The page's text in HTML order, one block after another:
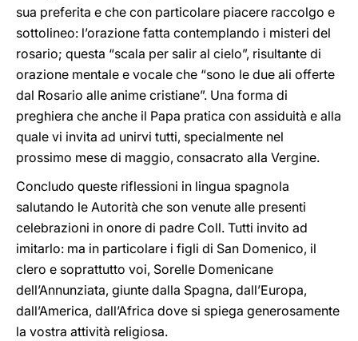
sua preferita e che con particolare piacere raccolgo e
sottolineo: l’orazione fatta contemplando i misteri del
rosario; questa “scala per salir al cielo”, risultante di
orazione mentale e vocale che “sono le due ali offerte
dal Rosario alle anime cristiane”. Una forma di
preghiera che anche il Papa pratica con assiduità e alla
quale vi invita ad unirvi tutti, specialmente nel
prossimo mese di maggio, consacrato alla Vergine.
Concludo queste riflessioni in lingua spagnola
salutando le Autorità che son venute alle presenti
celebrazioni in onore di padre Coll. Tutti invito ad
imitarlo: ma in particolare i figli di San Domenico, il
clero e soprattutto voi, Sorelle Domenicane
dell’Annunziata, giunte dalla Spagna, dall’Europa,
dall’America, dall’Africa dove si spiega generosamente
la vostra attività religiosa.